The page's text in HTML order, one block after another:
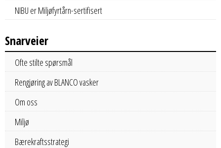
NIBU er Miljøfyrtårn-sertifisert
Snarveier
Ofte stilte spørsmål
Rengjøring av BLANCO vasker
Om oss
Miljø
Bærekraftsstrategi